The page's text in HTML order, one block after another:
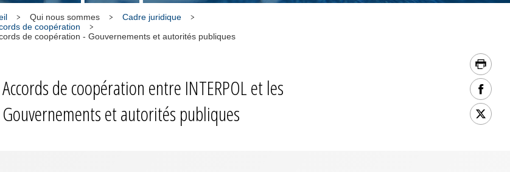
Qui nous sommes
Cadre juridique
de coopération
de coopération - Gouvernements et autorités publiques
Accords de coopération entre INTERPOL et les
Gouvernements et autorités publiques